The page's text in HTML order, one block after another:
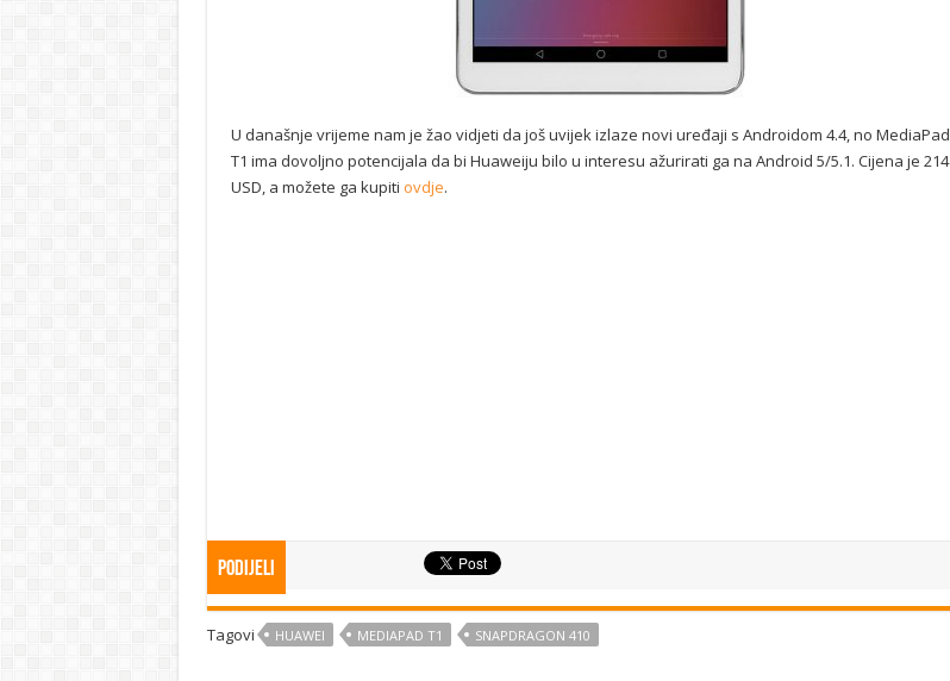
U današnje vrijeme nam je žao vidjeti da još uvijek izlaze novi uređaji s Androidom 4.4, no MediaPad
T1 ima dovoljno potencijala da bi Huaweiju bilo u interesu ažurirati ga na Android 5/5.1. Cijena je 214
USD, a možete ga kupiti ovdje.
Podijeli
Tagovi HUAWEI MEDIAPAD T1 SNAPDRAGON 410